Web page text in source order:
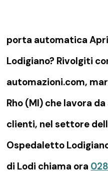
porta automatica
Lodigiano? Rivolgiti
automazioni.com,
Rho (MI) che lavora
clienti, nel settore
Ospedaletto
di Lodi chiama ora